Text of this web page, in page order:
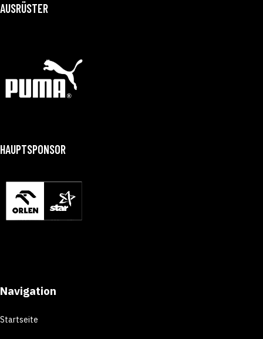
AUSRÜSTER
HAUPTSPONSOR
Navigation
Startseite